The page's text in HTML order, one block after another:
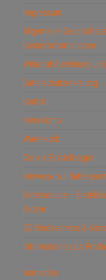
Impressum
Allgemeine
Kundeninformationen
Widerrufsbelehrung
Datenschutzerklärung
Kontakt
Mein Konto
Warenkorb
Cookie-Einstellungen
Hinweise zur
Bilderservice –
Bildern
3D Druckservice &
Informationen zur
Anmelden